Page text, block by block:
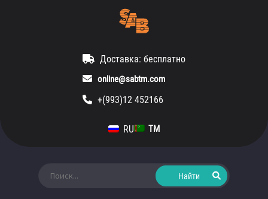
Доставка: бесплатно
online@sabtm.com
+(993)12 452166
RU TM